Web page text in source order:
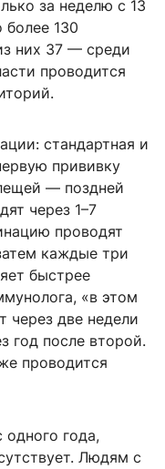
за неделю с 13
более 130
них 37 — среди
проводится
стандартная и
прививку
— поздней
через 1–7
проводят
каждые три
быстрее
«в этом
через две недели
год после второй.
проводится
года,
Людям с